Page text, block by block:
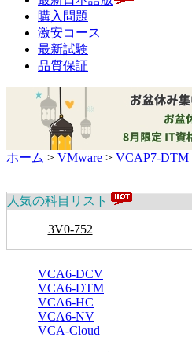
購入問題
激安コース
最新試験
品質保証
ホーム > VMware > VCAP7-DTM
人気の科目リスト
3V0-752
VCA6-DCV
VCA6-DTM
VCA6-HC
VCA6-NV
VCA-Cloud